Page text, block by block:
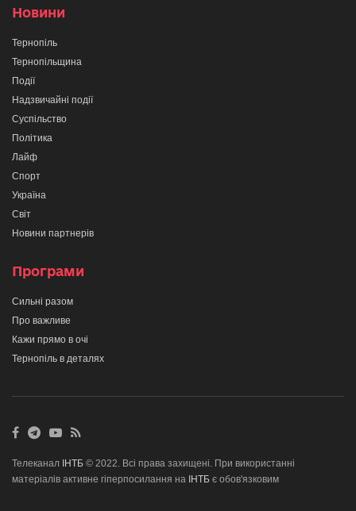
Новини
Тернопіль
Тернопільщина
Події
Надзвичайні події
Суспільство
Політика
Лайф
Спорт
Україна
Світ
Новини партнерів
Програми
Сильні разом
Про важливе
Кажи прямо в очі
Тернопіль в деталях
Телеканал ІНТБ © 2022. Всі права захищені. При використанні
матеріалів активне гіперпосилання на ІНТБ є обов'язковим